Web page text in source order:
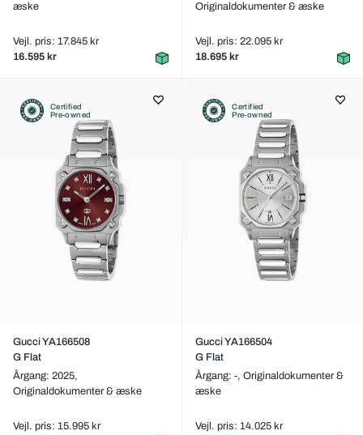
æske
Vejl. pris: 17.845 kr
16.595 kr
Originaldokumenter & æske
Vejl. pris: 22.095 kr
18.695 kr
Certified
Pre-owned
Gucci YA166508
G Flat
Årgang: 2025,
Originaldokumenter & æske
Vejl. pris: 15.995 kr
Certified
Pre-owned
Gucci YA166504
G Flat
Årgang: -, Originaldokumenter &
æske
Vejl. pris: 14.025 kr